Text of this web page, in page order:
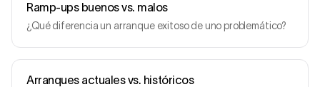
Ramp-ups buenos vs. malos
¿Qué diferencia un arranque exitoso de uno problemático?
Arranques actuales vs. históricos